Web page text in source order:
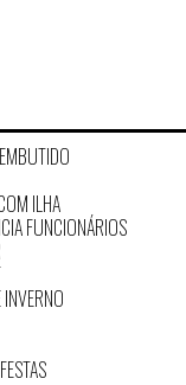
ILHA
FUNCIONÁRIOS